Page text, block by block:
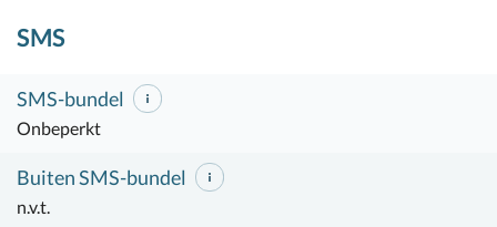
SMS
SMS-bundel
Onbeperkt
Buiten SMS-bundel
n.v.t.